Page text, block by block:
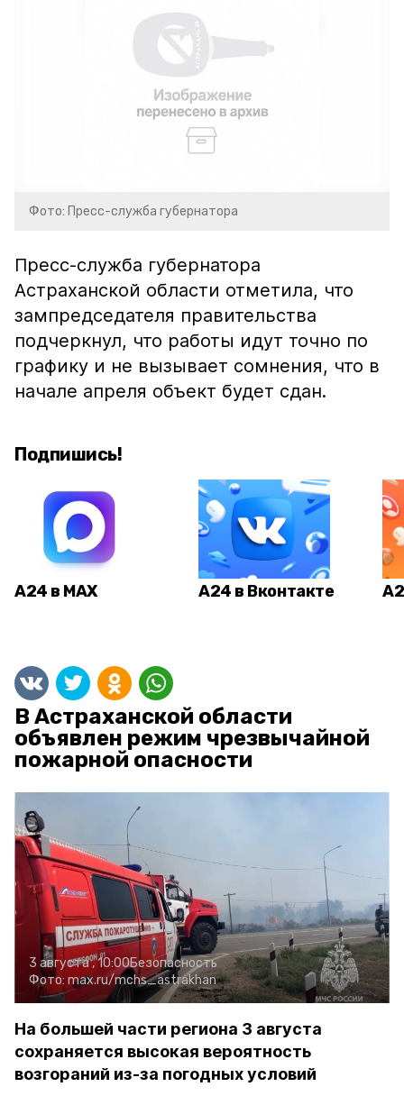
Фото: Пресс-служба губернатора
Пресс-служба губернатора
Астраханской области отметила, что
зампредседателя правительства
подчеркнул, что работы идут точно по
графику и не вызывает сомнения, что в
начале апреля объект будет сдан.
Подпишись!
А24 в MAX А24 в Вконтакте
В Астраханской области
объявлен режим чрезвычайной
пожарной опасности
3 августа , 10:00Безопасность
Фото: max.ru/mchs_astrakhan
На большей части региона 3 августа
сохраняется высокая вероятность
возгораний из-за погодных условий